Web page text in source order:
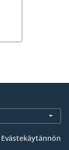
Evästekäytännön